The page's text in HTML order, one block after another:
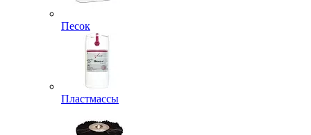
Песок
Пластмассы